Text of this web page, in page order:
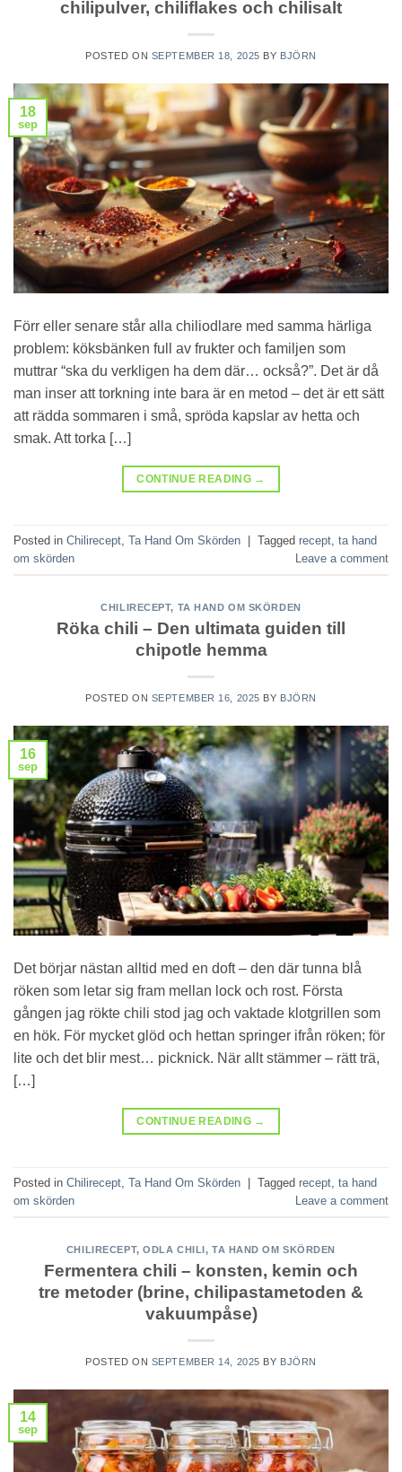
chilipulver, chiliflakes och chilisalt
POSTED ON SEPTEMBER 18, 2025 BY BJÖRN
18
sep
Förr eller senare står alla chiliodlare med samma härliga
problem: köksbänken full av frukter och familjen som
muttrar “ska du verkligen ha dem där… också?”. Det är då
man inser att torkning inte bara är en metod – det är ett sätt
att rädda sommaren i små, spröda kapslar av hetta och
smak. Att torka […]
CONTINUE READING →
Posted in Chilirecept Ta Hand Om Skörden | Tagged recept ta hand
om skörden
Leave a comment
CHILIRECEPT, TA HAND OM SKÖRDEN
Röka chili – Den ultimata guiden till
chipotle hemma
POSTED ON SEPTEMBER 16, 2025 BY BJÖRN
16
sep
Det börjar nästan alltid med en doft – den där tunna blå
röken som letar sig fram mellan lock och rost. Första
gången jag rökte chili stod jag och vaktade klotgrillen som
en hök. För mycket glöd och hettan springer ifrån röken; för
lite och det blir mest… picknick. När allt stämmer – rätt trä,
[…]
CONTINUE READING →
Posted in Chilirecept Ta Hand Om Skörden | Tagged recept ta hand
om skörden
Leave a comment
CHILIRECEPT,ODLA CHILI , TA HAND OM SKÖRDEN
Fermentera chili – konsten, kemin och
tre metoder (brine, chilipastametoden &
vakuumpåse)
POSTED ON SEPTEMBER 14, 2025 BY BJÖRN
14
sep